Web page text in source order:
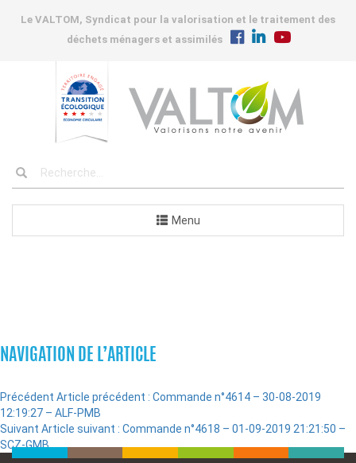
Le VALTOM, Syndicat pour la valorisation et le traitement des
déchets ménagers et assimilés
Menu
NAVIGATION DE L’ARTICLE
Précédent Article précédent : Commande n°4614 – 30-08-2019
12:19:27 – ALF-PMB
Suivant Article suivant : Commande n°4618 – 01-09-2019 21:21:50 –
SCZ-GMB